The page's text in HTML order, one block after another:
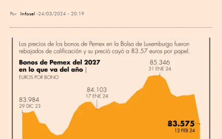
Por Infosel 24/03/2024 - 20:19